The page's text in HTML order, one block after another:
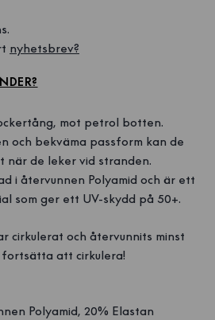
nyhetsbrev?
mot petrol botten.
och bekväma passform kan de
när de leker vid stranden.
i återvunnen Polyamid och är ett
som ger ett UV-skydd på 50+.
cirkulerat och återvunnits minst
att cirkulera!
Polyamid, 20% Elastan